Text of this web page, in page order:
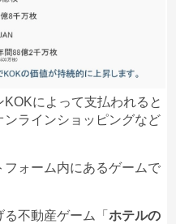
によって支払われると
ンラインショッピングなど
ォーム内にあるゲームで
る不動産ゲーム「ホテルの